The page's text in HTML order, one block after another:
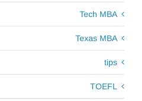
Tech MBA
Texas MBA
tips
TOEFL